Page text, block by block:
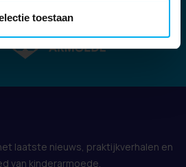
toestaan
laatste nieuws, praktijkverhalen en
van kinderarmoede.